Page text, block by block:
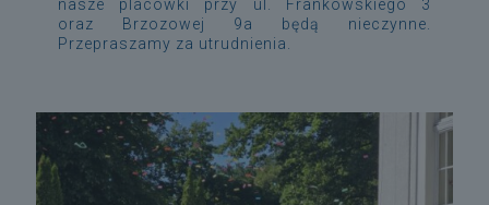
nasze placówki przy ul. Frankowskiego 3
oraz Brzozowej 9a będą nieczynne.
Przepraszamy za utrudnienia.